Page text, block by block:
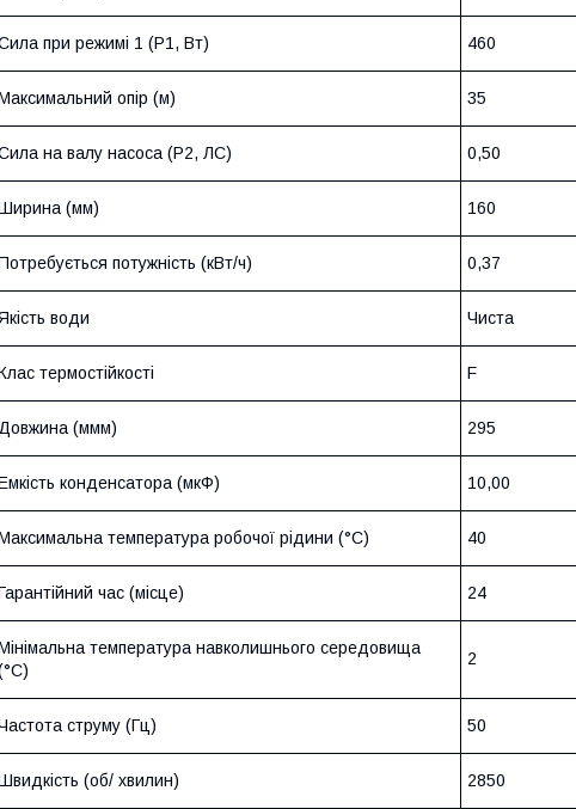
при режимі 1 (P1, Вт) 460
опір (м) 35
на валу насоса (P2, ЛС) 0,50
(мм) 160
потужність (кВт/ч) 0,37
води Чиста
термостійкості F
(ммм) 295
конденсатора (мкФ) 10,00
температура робочої рідини (°C) 40
час (місце) 24
температура навколишнього середовища
2
струму (Гц) 50
(об/ хвилин) 2850